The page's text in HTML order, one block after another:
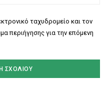
ταχυδρομείο και τον
περιήγησης για την επόμενη